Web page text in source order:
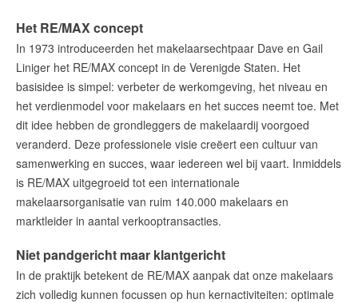
English?
Het RE/MAX concept
In 1973 introduceerden het makelaarsechtpaar Dave en Gail
Liniger het RE/MAX concept in de Verenigde Staten. Het
basisidee is simpel: verbeter de werkomgeving, het niveau en
het verdienmodel voor makelaars en het succes neemt toe. Met
dit idee hebben de grondleggers de makelaardij voorgoed
veranderd. Deze professionele visie creëert een cultuur van
samenwerking en succes, waar iedereen wel bij vaart. Inmiddels
is RE/MAX uitgegroeid tot een internationale
makelaarsorganisatie van ruim 140.000 makelaars en
marktleider in aantal verkooptransacties.
Niet pandgericht maar klantgericht
In de praktijk betekent de RE/MAX aanpak dat onze makelaars
zich volledig kunnen focussen op hun kernactiviteiten: optimale